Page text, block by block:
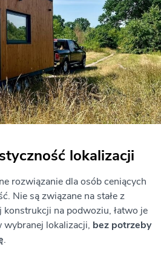
lokalizacji
rozwiązanie dla osób ceniących
Nie są związane na stałe z
na podwoziu, łatwo je
lokalizacji, bez potrzeby
.